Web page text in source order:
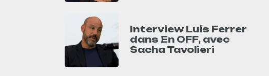
Interview Luis Ferrer
dans En OFF, avec
Sacha Tavolieri